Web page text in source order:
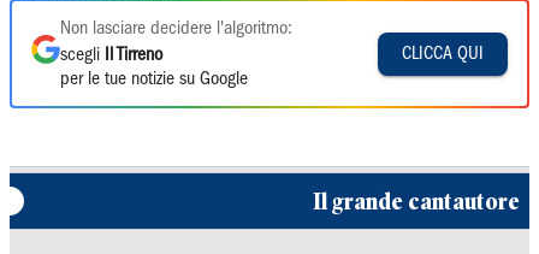
Non lasciare decidere l'algoritmo:
scegli
Il Tirreno
per le tue notizie su Google
CLICCA QUI
Il grande cantautore